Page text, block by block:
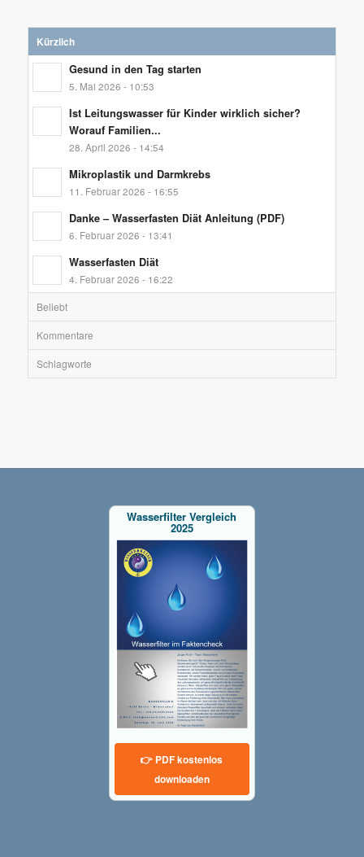
Kürzlich
Gesund in den Tag starten
5. Mai 2026 - 10:53
Ist Leitungswasser für Kinder wirklich sicher?
Worauf Familien...
28. April 2026 - 14:54
Mikroplastik und Darmkrebs
11. Februar 2026 - 16:55
Danke – Wasserfasten Diät Anleitung (PDF)
6. Februar 2026 - 13:41
Wasserfasten Diät
4. Februar 2026 - 16:22
Beliebt
Kommentare
Schlagworte
Wasserfilter Vergleich
2025
👉 PDF kostenlos
downloaden